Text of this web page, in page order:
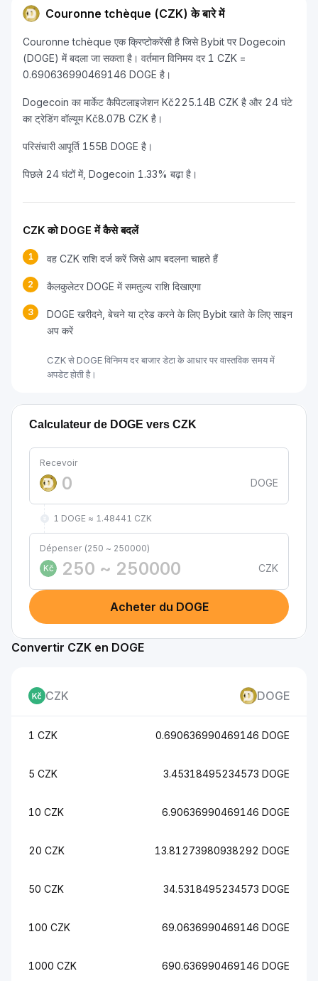
Couronne tchèque (CZK) के बारे में
Couronne tchèque एक क्रिप्टोकरेंसी है जिसे Bybit पर Dogecoin
(DOGE) में बदला जा सकता है। वर्तमान विनिमय दर 1 CZK =
0.690636990469146 DOGE है।
Dogecoin का मार्केट कैपिटलाइजेशन Kč225.14B CZK है और 24 घंटे
का ट्रेडिंग वॉल्यूम Kč8.07B CZK है।
परिसंचारी आपूर्ति 155B DOGE है।
पिछले 24 घंटों में, Dogecoin 1.33% बढ़ा है।
CZK को DOGE में कैसे बदलें
1 वह CZK राशि दर्ज करें जिसे आप बदलना चाहते हैं
2 कैलकुलेटर DOGE में समतुल्य राशि दिखाएगा
3
DOGE खरीदने, बेचने या ट्रेड करने के लिए Bybit खाते के लिए साइन
अप करें
CZK से DOGE विनिमय दर बाजार डेटा के आधार पर वास्तविक समय में
अपडेट होती है।
Calculateur de DOGE vers CZK
Recevoir
DOGE
1 DOGE ≈ 1.48441 CZK
Dépenser (250 ~ 250000)
Kč
CZK
Acheter du DOGE
Convertir CZK en DOGE
CZK DOGE
1 CZK 0.690636990469146 DOGE
5 CZK 3.45318495234573 DOGE
10 CZK 6.90636990469146 DOGE
20 CZK 13.81273980938292 DOGE
50 CZK 34.5318495234573 DOGE
100 CZK 69.0636990469146 DOGE
1000 CZK 690.636990469146 DOGE